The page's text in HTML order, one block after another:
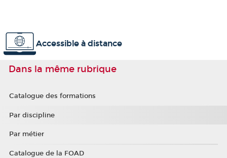
Accessible à distance
Dans la même rubrique
Catalogue des formations
Par discipline
Par métier
Catalogue de la FOAD